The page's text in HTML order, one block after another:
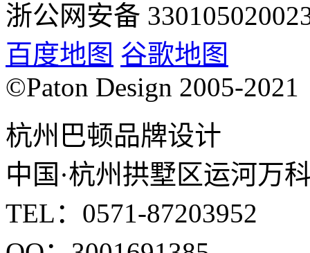
浙公网安备
百度地图 谷歌地图
©Paton Design 2005-2021
杭州巴顿品牌设计
中国·杭州拱墅区运河万
TEL：0571-87203952